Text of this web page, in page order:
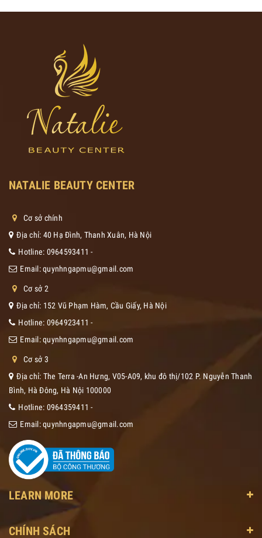
NATALIE BEAUTY CENTER
Cơ sở chính
Địa chỉ: 40 Hạ Đình, Thanh Xuân, Hà Nội
Hotline: 0964593411 -
Email:quynhngapmu@gmail.com
Cơ sở 2
Địa chỉ: 152 Vũ Phạm Hàm, Cầu Giấy, Hà Nội
Hotline: 0964923411 -
Email:quynhngapmu@gmail.com
Cơ sở 3
Địa chỉ: The Terra -An Hưng, V05-A09, khu đô thị/102 P. Nguyễn Thanh
Bình, Hà Đông, Hà Nội 100000
Hotline: 0964359411 -
Email:quynhngapmu@gmail.com
LEARN MORE
CHÍNH SÁCH